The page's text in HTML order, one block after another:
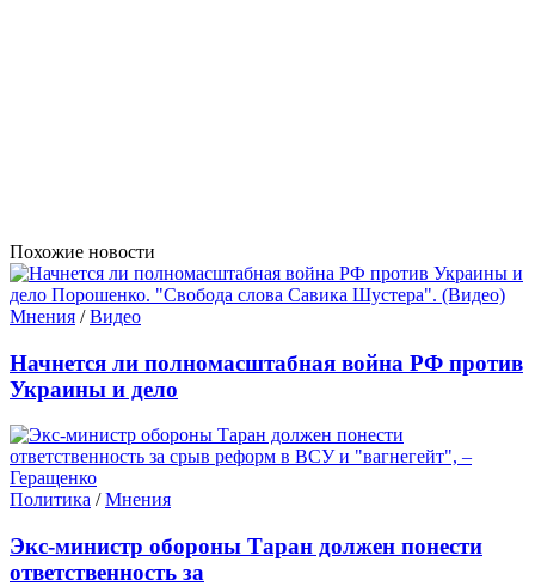
Похожие новости
Мнения /Видео
Начнется ли полномасштабная война РФ против
Украины и дело
Политика /Мнения
Экс-министр обороны Таран должен понести
ответственность за